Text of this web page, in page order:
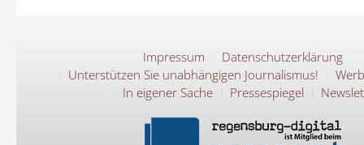
Impressum
Datenschutzerklärung
Unterstützen Sie unabhängigen Journalismus!
In eigener Sache
Pressespiegel